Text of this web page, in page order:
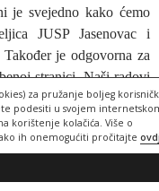
za pružanje boljeg
podesiti u svojem
korištenje kolačića. Više o
ih onemogućiti pročitajte
je svejedno kako ćemo
JUSP Jasenovac i
je odgovorna za
stranici. Naši radovi
oni čine ne samo udar na
domaće i
falsifikata naše povijesti.
Nataša Jovičić u zadnje
kojima sam tražila da